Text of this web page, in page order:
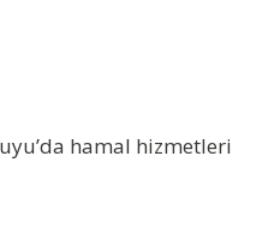
hamal hizmetleri